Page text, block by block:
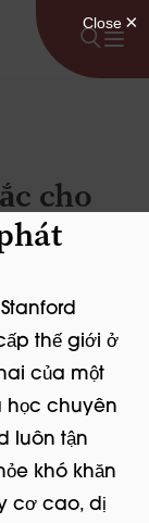
cho
thế giới ở
của một
học chuyên
luôn tận
khó khăn
cơ cao, dị